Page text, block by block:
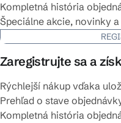
Kompletná história
Špeciálne akcie, novinky
Zaregistrujte sa a
Rýchlejší nákup vďaka
Prehľad o stave
Kompletná história